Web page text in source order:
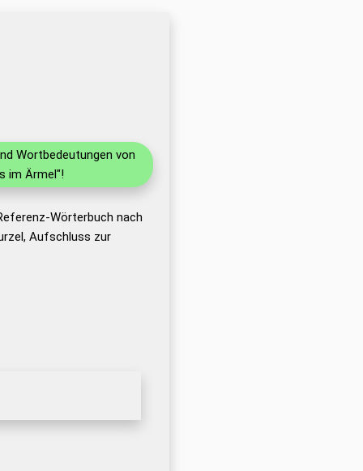
Wortbedeutungen von
im Ärmel"!
Wörterbuch nach
Aufschluss zur